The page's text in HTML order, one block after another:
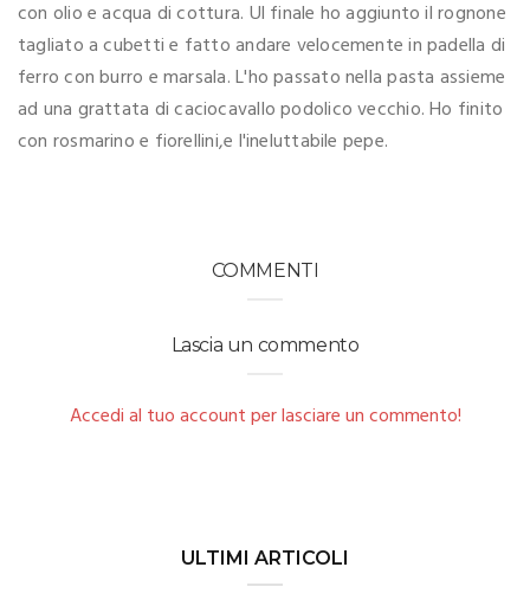
con olio e acqua di cottura. Ul finale ho aggiunto il rognone
tagliato a cubetti e fatto andare velocemente in padella di
ferro con burro e marsala. L'ho passato nella pasta assieme
ad una grattata di caciocavallo podolico vecchio. Ho finito
con rosmarino e fiorellini,e l'ineluttabile pepe.
COMMENTI
Lascia un commento
Accedi al tuo account per lasciare un commento!
ULTIMI ARTICOLI